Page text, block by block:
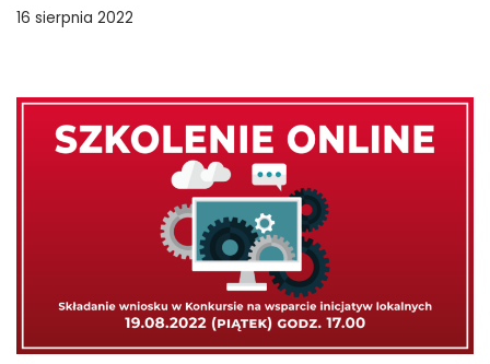
16 sierpnia 2022